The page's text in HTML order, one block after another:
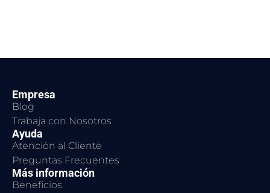
Empresa
Blog
Trabaja con Nosotros
Ayuda
Atención al Cliente
Preguntas Frecuentes
Más información
Beneficios